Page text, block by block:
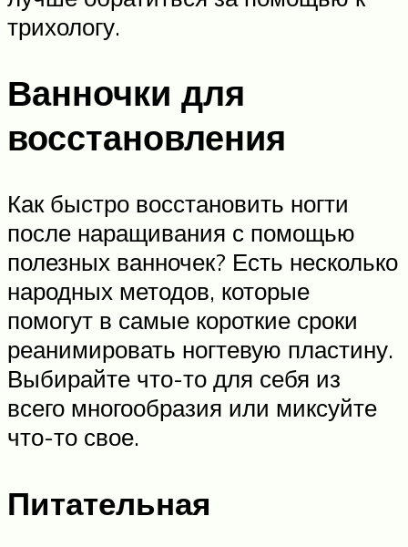
трихологу.
Ванночки для
восстановления
Как быстро восстановить ногти
после наращивания с помощью
полезных ванночек? Есть несколько
народных методов, которые
помогут в самые короткие сроки
реанимировать ногтевую пластину.
Выбирайте что-то для себя из
всего многообразия или миксуйте
что-то свое.
Питательная